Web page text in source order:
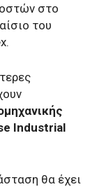
στο
του
Industrial
θα έχει